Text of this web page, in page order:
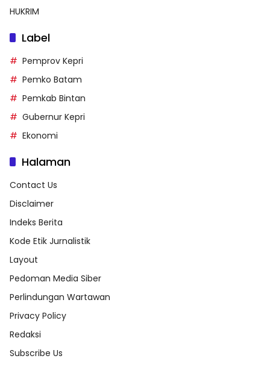
HUKRIM
Label
Pemprov Kepri
Pemko Batam
Pemkab Bintan
Gubernur Kepri
Ekonomi
Halaman
Contact Us
Disclaimer
Indeks Berita
Kode Etik Jurnalistik
Layout
Pedoman Media Siber
Perlindungan Wartawan
Privacy Policy
Redaksi
Subscribe Us